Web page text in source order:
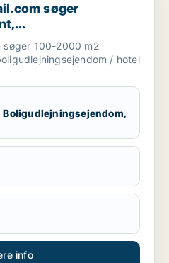
søger
eller hotel til salg
søger 100-2000 m2
/ hotel
info